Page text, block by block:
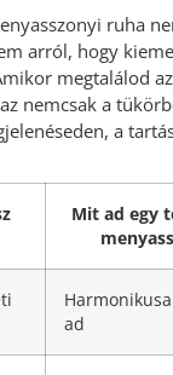
ruha
arról, hogy
megtalálod
nemcsak a
a
Mit ad egy
ad